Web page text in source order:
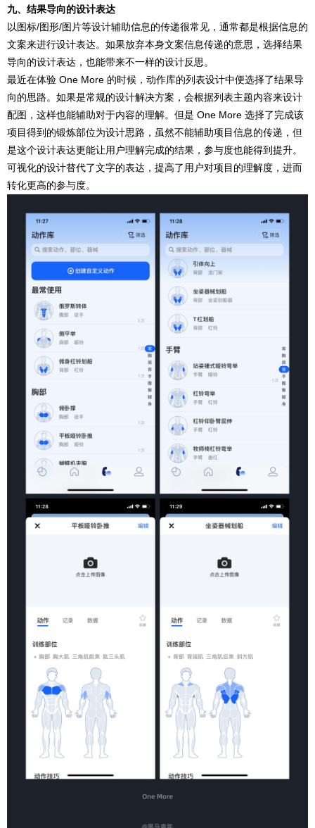
九、结果导向的设计表达
以图标/图形/图片等设计辅助信息的传递很常见，通常都是根据信息的
文案来进行设计表达。如果放弃本身文案信息传递的意思，选择结果
导向的设计表达，也能带来不一样的设计反思。
最近在体验 One More 的时候，动作库的列表设计中便选择了结果导
向的思路。如果是常规的设计解决方案，会根据列表主题内容来设计
配图，这样也能辅助对于内容的理解。但是 One More 选择了完成该
项目得到的锻炼部位为设计思路，虽然不能辅助项目信息的传递，但
是这个设计表达更能让用户理解完成的结果，参与度也能得到提升。
可视化的设计替代了文字的表达，提高了用户对项目的理解度，进而
转化更高的参与度。